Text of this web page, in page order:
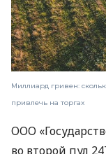
Миллиард гривен:
привлечь на торгах
ООО
во второй пул